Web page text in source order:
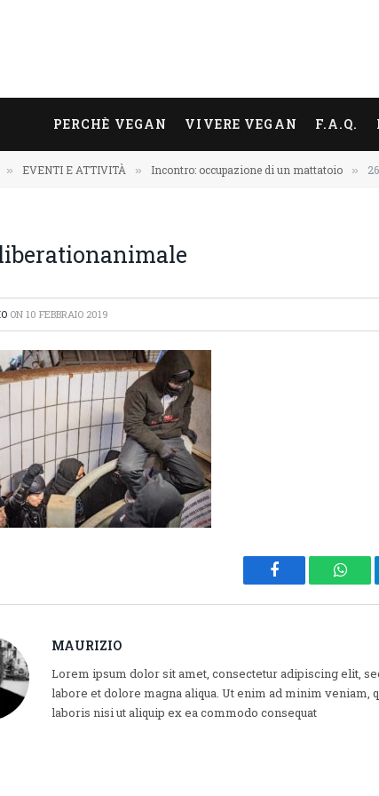
PERCHÈ VEGAN VIVERE VEGAN F.A.Q.
» EVENTI E ATTIVITÀ » Incontro: occupazione di un mattatoio »
ON 10 FEBBRAIO 2019
Facebook
MAURIZIO
Lorem ipsum dolor sit amet, consectetur adipiscing elit,
labore et dolore magna aliqua. Ut enim ad minim veniam,
laboris nisi ut aliquip ex ea commodo consequat